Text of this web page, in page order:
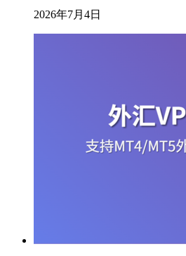
2026年7月4日